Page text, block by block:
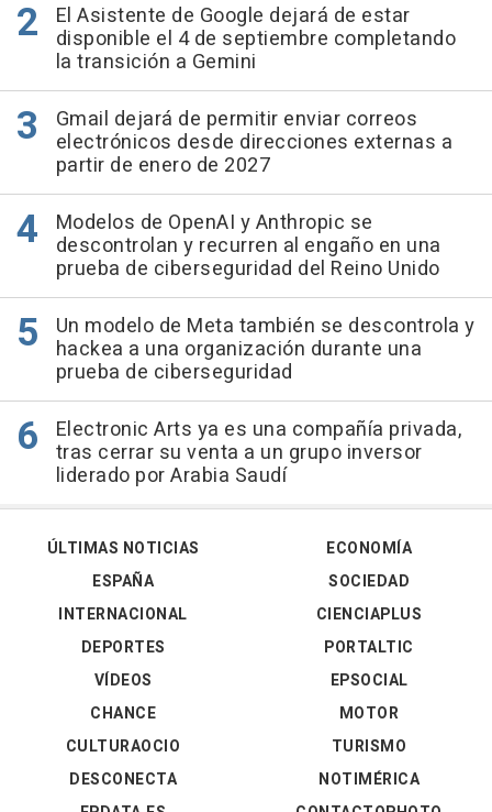
El Asistente de Google dejará de estar
disponible el 4 de septiembre completando
la transición a Gemini
Gmail dejará de permitir enviar correos
electrónicos desde direcciones externas a
partir de enero de 2027
Modelos de OpenAI y Anthropic se
descontrolan y recurren al engaño en una
prueba de ciberseguridad del Reino Unido
Un modelo de Meta también se descontrola y
hackea a una organización durante una
prueba de ciberseguridad
Electronic Arts ya es una compañía privada,
tras cerrar su venta a un grupo inversor
liderado por Arabia Saudí
ÚLTIMAS NOTICIAS
ESPAÑA
INTERNACIONAL
DEPORTES
VÍDEOS
ECONOMÍA
SOCIEDAD
CIENCIAPLUS
PORTALTIC
EPSOCIAL
CHANCE
CULTURAOCIO
DESCONECTA
MOTOR
TURISMO
NOTIMÉRICA